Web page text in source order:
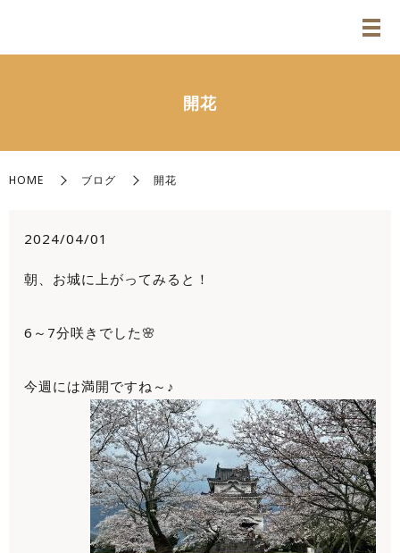
開花
HOME ブログ 開花
2024/04/01
朝、お城に上がってみると！
6～7分咲きでした🌸
今週には満開ですね～♪